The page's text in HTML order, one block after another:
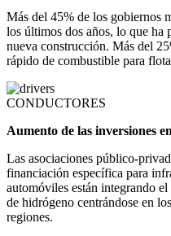
Más del 45% de los gobiernos
los últimos dos años, lo que ha
nueva construcción. Más del
rápido de combustible para
CONDUCTORES
Aumento de las inversiones
Las asociaciones público-
financiación específica para
automóviles están integrando
de hidrógeno centrándose en
regiones.